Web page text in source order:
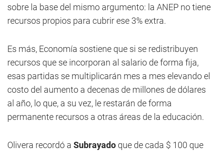
sobre la base del mismo argumento: la ANEP no tiene
recursos propios para cubrir ese 3% extra.
Es más, Economía sostiene que si se redistribuyen
recursos que se incorporan al salario de forma fija,
esas partidas se multiplicarán mes a mes elevando el
costo del aumento a decenas de millones de dólares
al año, lo que, a su vez, le restarán de forma
permanente recursos a otras áreas de la educación.
Olivera recordó a Subrayado que de cada $ 100 que